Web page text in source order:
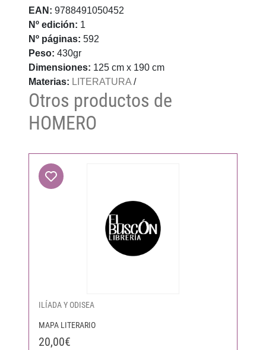
EAN: 9788491050452
Nº edición: 1
Nº páginas: 592
Peso: 430gr
Dimensiones: 125 cm x 190 cm
Materias: LITERATURA /
Otros productos de
HOMERO
ILÍADA Y ODISEA
MAPA LITERARIO
20,00€